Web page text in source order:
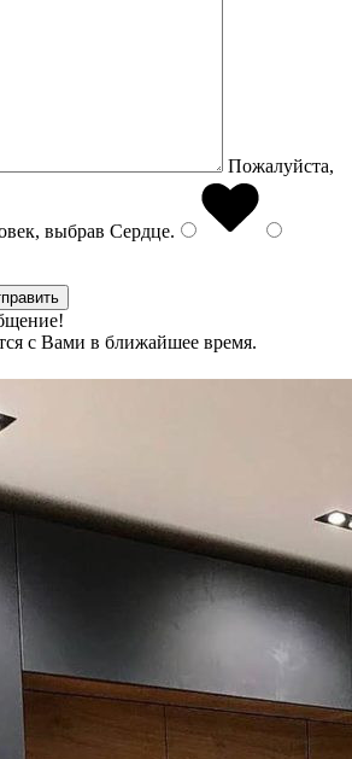
Пожалуйста,
выбрав Сердце.
с Вами в ближайшее время.